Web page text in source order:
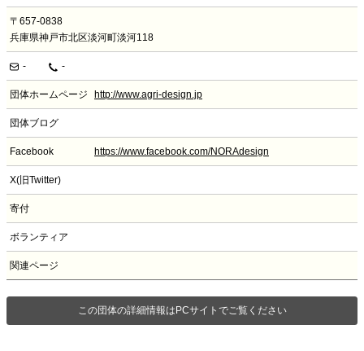
〒657-0838
兵庫県神戸市北区淡河町淡河118
- -
団体ホームページ http://www.agri-design.jp
団体ブログ
Facebook https://www.facebook.com/NORAdesign
X(旧Twitter)
寄付
ボランティア
関連ページ
この団体の詳細情報はPCサイトでご覧ください